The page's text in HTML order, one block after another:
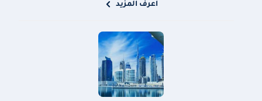
اعرف المزيد